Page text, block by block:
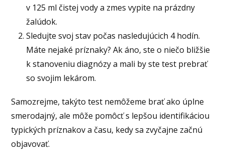
v 125 ml čistej vody a zmes vypite na prázdny
žalúdok.
Sledujte svoj stav počas nasledujúcich 4 hodín.
Máte nejaké príznaky? Ak áno, ste o niečo bližšie
k stanoveniu diagnózy a mali by ste test prebrať
so svojim lekárom.
Samozrejme, takýto test nemôžeme brať ako úplne
smerodajný, ale môže pomôcť s lepšou identifikáciou
typických príznakov a času, kedy sa zvyčajne začnú
objavovať.